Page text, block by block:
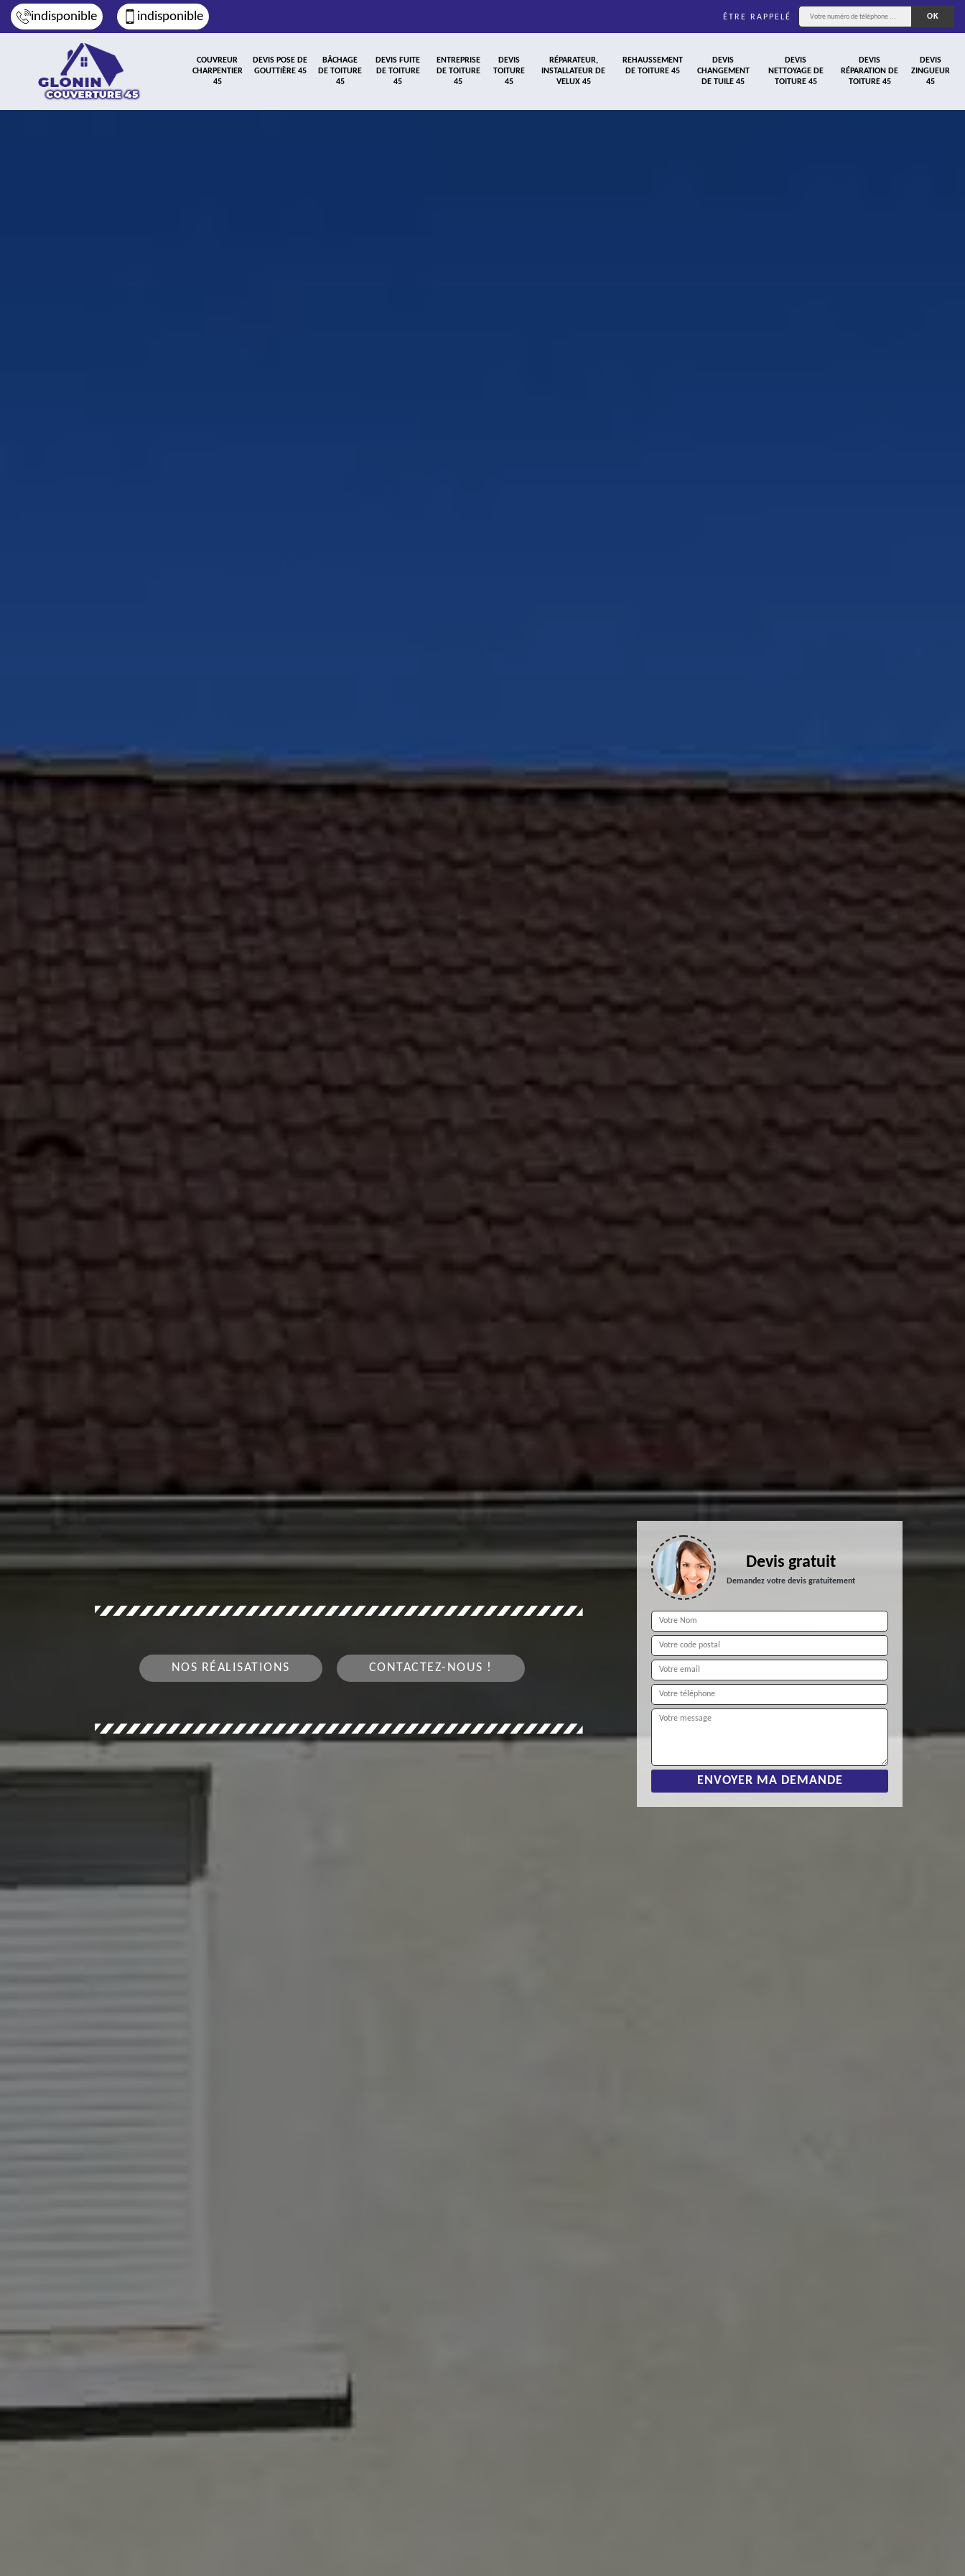
indisponible indisponible ÊTRE RAPPELÉ
COUVREUR
CHARPENTIER
45
DEVIS POSE DE
GOUTTIÈRE 45
BÂCHAGE
DE TOITURE
45
DEVIS FUITE
DE TOITURE
45
ENTREPRISE
DE TOITURE
45
DEVIS
TOITURE
45
RÉPARATEUR,
INSTALLATEUR DE
VELUX 45
REHAUSSEMENT
DE TOITURE 45
DEVIS
CHANGEMENT
DE TUILE 45
DEVIS
NETTOYAGE DE
TOITURE 45
DEVIS
RÉPARATION DE
TOITURE 45
DEVIS
ZINGUEUR
45
NOS RÉALISATIONS CONTACTEZ-NOUS !
Devis gratuit
Demandez votre devis gratuitement